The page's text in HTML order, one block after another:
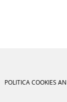
POLITICA COOKIES